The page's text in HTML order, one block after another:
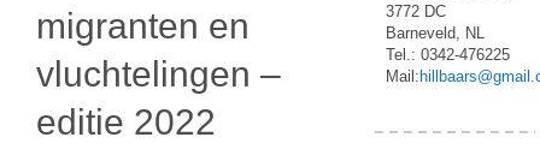
migranten en
vluchtelingen –
editie 2022
3772 DC
Barneveld, NL
Tel.: 0342-476225
Mail: